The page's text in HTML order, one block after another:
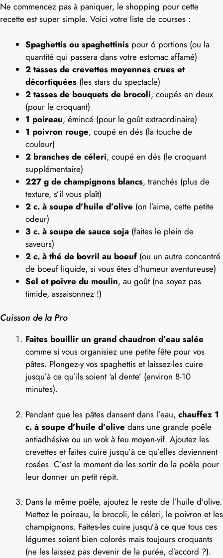
Ne commencez pas à paniquer, le shopping pour cette
recette est super simple. Voici votre liste de courses :
Spaghettis ou spaghettinis pour 6 portions (ou la
quantité qui passera dans votre estomac affamé)
2 tasses de crevettes moyennes crues et
décortiquées (les stars du spectacle)
2 tasses de bouquets de brocoli, coupés en deux
(pour le croquant)
1 poireau, émincé (pour le goût extraordinaire)
1 poivron rouge, coupé en dés (la touche de
couleur)
2 branches de céleri, coupé en dés (le croquant
supplémentaire)
227 g de champignons blancs, tranchés (plus de
texture, s’il vous plaît)
2 c. à soupe d’huile d’olive (on l’aime, cette petite
odeur)
3 c. à soupe de sauce soja (faites le plein de
saveurs)
2 c. à thé de bovril au boeuf(ou un autre concentré
de boeuf liquide, si vous êtes d’humeur aventureuse)
Sel et poivre du moulin, au goût (ne soyez pas
timide, assaisonnez !)
Cuisson de la Pro
Faites bouillir un grand chaudron d’eau salée
comme si vous organisiez une petite fête pour vos
pâtes. Plongez-y vos spaghettis et laissez-les cuire
jusqu’à ce qu’ils soient ‘al dente’ (environ 8-10
minutes).
Pendant que les pâtes dansent dans l’eau, chauffez 1
c. à soupe d’huile d’olive dans une grande poêle
antiadhésive ou un wok à feu moyen-vif. Ajoutez les
crevettes et faites cuire jusqu’à ce qu’elles deviennent
rosées. C’est le moment de les sortir de la poêle pour
leur donner un petit répit.
Dans la même poêle, ajoutez le reste de l’huile d’olive.
Mettez le poireau, le brocoli, le céleri, le poivron et les
champignons. Faites-les cuire jusqu’à ce que tous ces
légumes soient bien colorés mais toujours croquants
(ne les laissez pas devenir de la purée, d’accord ?).